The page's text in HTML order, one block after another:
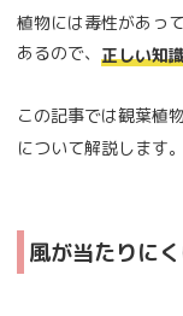
植物には毒性があっ
あるので、 正しい知
この記事では観葉植
について解説します。
風が当たりに